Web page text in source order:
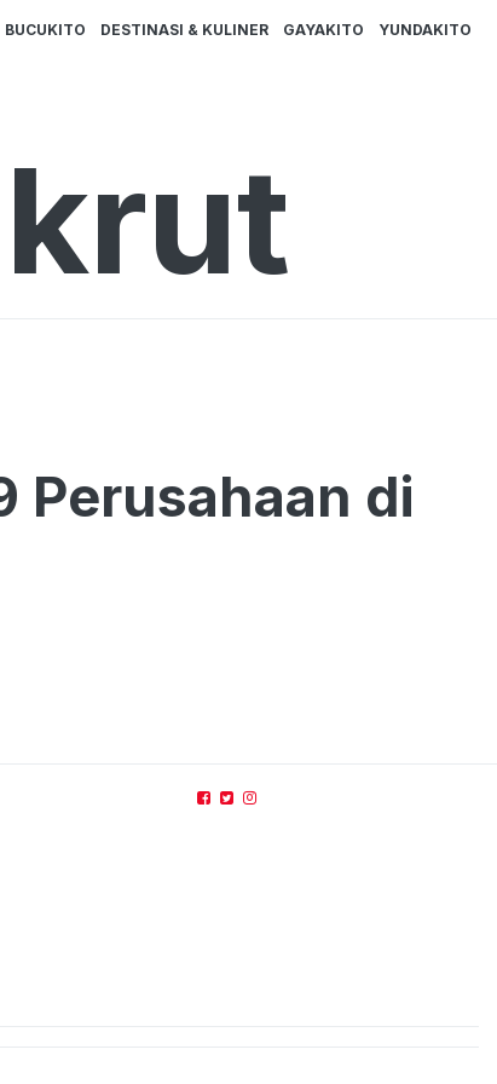
BUCUKITO DESTINASI & KULINER GAYAKITO YUNDAKITO
Perusahaan di